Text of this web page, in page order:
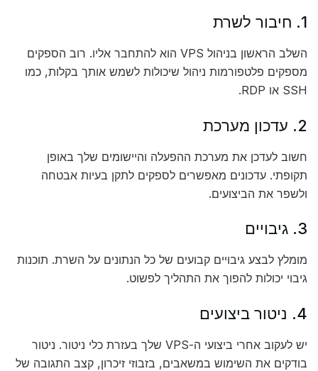
1. חיבור לשרת
השלב הראשון בניהול VPS הוא להתחבר אליו. רוב הספקים
מספקים פלטפורמות ניהול שיכולות לשמש אותך בקלות, כמו
SSH או RDP.
2. עדכון מערכת
חשוב לעדכן את מערכת ההפעלה והיישומים שלך באופן
תקופתי. עדכונים מאפשרים לספקים לתקן בעיות אבטחה
ולשפר את הביצועים.
3. גיבויים
מומלץ לבצע גיבויים קבועים של כל הנתונים על השרת. תוכנות
גיבוי יכולות להפוך את התהליך לפשוט.
4. ניטור ביצועים
יש לעקוב אחרי ביצועי ה-VPS שלך בעזרת כלי ניטור. ניטור
בודקים את השימוש במשאבים, בזבוזי זיכרון, קצב התגובה של